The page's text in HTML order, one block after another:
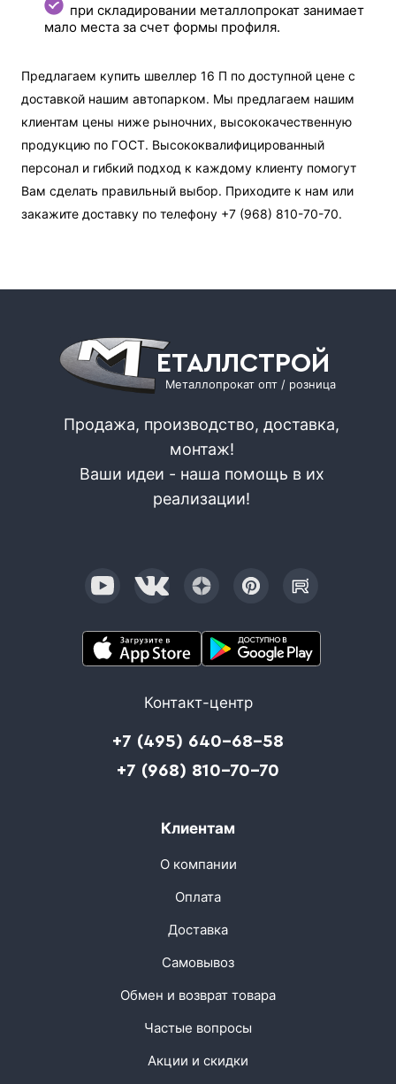
при складировании металлопрокат занимает
мало места за счет формы профиля.
Предлагаем купить швеллер 16 П по доступной цене с
доставкой нашим автопарком. Мы предлагаем нашим
клиентам цены ниже рыночних, высококачественную
продукцию по ГОСТ. Высококвалифицированный
персонал и гибкий подход к каждому клиенту помогут
Вам сделать правильный выбор. Приходите к нам или
закажите доставку по телефону +7 (968) 810-70-70.
ЕТАЛЛСТРОЙ
Металлопрокат опт / розница
Продажа, производство, доставка,
монтаж!
Ваши идеи - наша помощь в их
реализации!
Контакт-центр
+7 (495) 640-68-58
+7 (968) 810-70-70
Клиентам
О компании
Оплата
Доставка
Самовывоз
Обмен и возврат товара
Частые вопросы
Акции и скидки